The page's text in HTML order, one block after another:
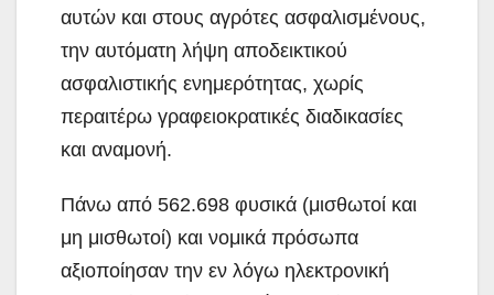
αυτών και στους αγρότες ασφαλισμένους,
την αυτόματη λήψη αποδεικτικού
ασφαλιστικής ενημερότητας, χωρίς
περαιτέρω γραφειοκρατικές διαδικασίες
και αναμονή.
Πάνω από 562.698 φυσικά (μισθωτοί και
μη μισθωτοί) και νομικά πρόσωπα
αξιοποίησαν την εν λόγω ηλεκτρονική